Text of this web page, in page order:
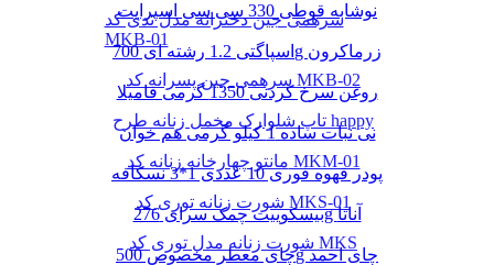
سرهمی جین دخترانه مدل تدی کد
MKB-01
سرهمی جین پسرانه کد MKB-02
تاپ شلوارک مخمل زنانه طرح happy
مانتو چهارخانه زنانه کد MKM-01
شورت زنانه توری کد MKS-01
شورت زنانه مدل توری کد MKS
نوشابه قوطی 330 سی سی اسپرایت
اسپاگتی 1.2 رشته ای 700g زرماکرون
روغن سرخ کردنی 1350 گرمی فامیلا
نی نبات ساده 1 کیلو گرمی هم خوان
پودر قهوه فوری 10 عددی 1*3 نسکافه
بیسکوییت چمک سرای 276g آناتا
چای معطر مخصوص 500g چای احمد